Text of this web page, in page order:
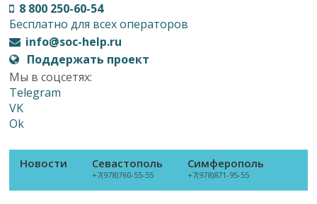
8 800 250-60-54
Бесплатно для всех операторов
info@soc-help.ru
Поддержать проект
Мы в соцсетях:
Telegram
VK
Ok
Новости Севастополь
+7(978)760-55-55
Симферополь
+7(978)871-95-55